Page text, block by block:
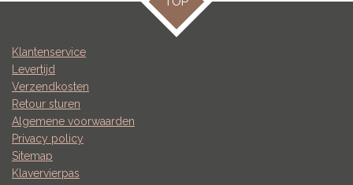
Klantenservice
Levertijd
Verzendkosten
Retour sturen
Algemene voorwaarden
Privacy policy
Sitemap
Klavervierpas